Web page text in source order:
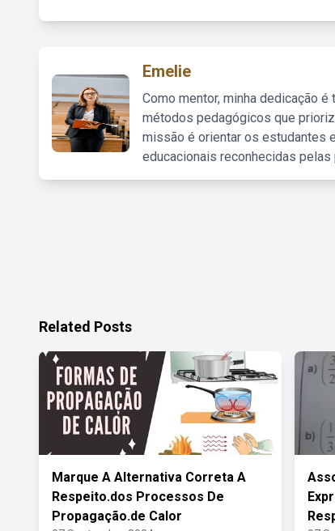
Emelie
Como mentor, minha dedicação
métodos pedagógicos que
missão é orientar os estudantes
educacionais reconhecidas
Related Posts
Marque A Alternativa Correta A
Respeito.dos Processos De
Propagação.de Calor